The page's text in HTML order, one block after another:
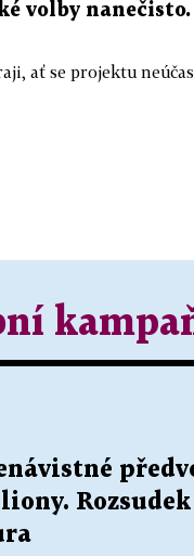
volby
ať se projektu
Rozsudek